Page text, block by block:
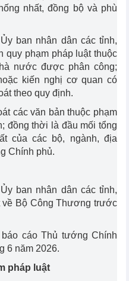
nhất, đồng bộ và phù
ban nhân dân các tỉnh,
quy phạm pháp luật thuộc
nước được phân công;
kiến nghị cơ quan có
theo quy định.
các văn bản thuộc phạm
đồng thời là đầu mối tổng
của các bộ, ngành, địa
Chính phủ.
ban nhân dân các tỉnh,
về Bộ Công Thương trước
cáo Thủ tướng Chính
6 năm 2026.
pháp luật